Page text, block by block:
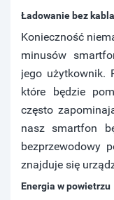
Ładowanie bez kabla
Konieczność
minusów
jego użytkownik.
które będzie
często
nasz smartfon
bezprzewodowy
znajduje się
Energia w powietrzu